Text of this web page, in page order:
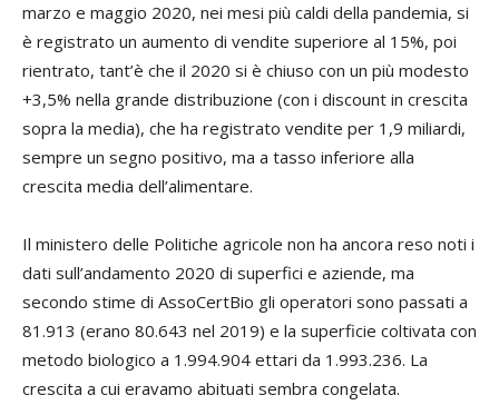
marzo e maggio 2020, nei mesi più caldi della pandemia, si
è registrato un aumento di vendite superiore al 15%, poi
rientrato, tant’è che il 2020 si è chiuso con un più modesto
+3,5% nella grande distribuzione (con i discount in crescita
sopra la media), che ha registrato vendite per 1,9 miliardi,
sempre un segno positivo, ma a tasso inferiore alla
crescita media dell’alimentare.
Il ministero delle Politiche agricole non ha ancora reso noti i
dati sull’andamento 2020 di superfici e aziende, ma
secondo stime di AssoCertBio gli operatori sono passati a
81.913 (erano 80.643 nel 2019) e la superficie coltivata con
metodo biologico a 1.994.904 ettari da 1.993.236. La
crescita a cui eravamo abituati sembra congelata.